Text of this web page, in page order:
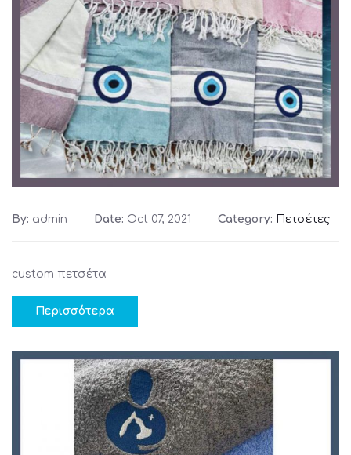
By: admin Date: Oct 07, 2021 Category: Πετσέτες
custom πετσέτα
Περισσότερα